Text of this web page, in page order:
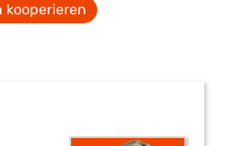
kooperieren